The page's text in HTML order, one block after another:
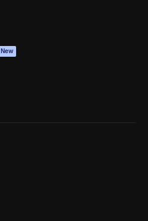
New